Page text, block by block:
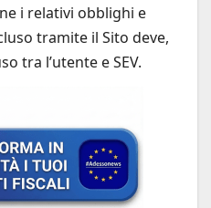
i relativi obblighi e
tramite il Sito deve,
tra l’utente e SEV.